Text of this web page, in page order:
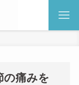
の痛みを